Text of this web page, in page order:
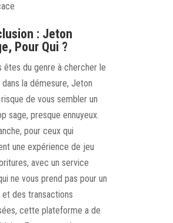
: Jeton
Pour Qui ?
êtes du genre à chercher le
la démesure, Jeton
risque de vous sembler un
sage, presque ennuyeux.
pour ceux qui
une expérience de jeu
avec un service
ne vous prend pas pour un
et des transactions
cette plateforme a de